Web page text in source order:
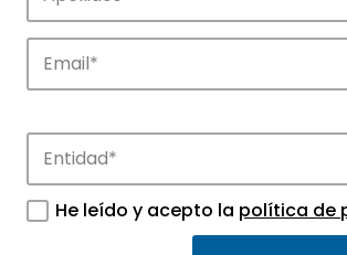
Noticias
APTE y sus parques científicos y
tecnológicos.
He leído y acepto la política de